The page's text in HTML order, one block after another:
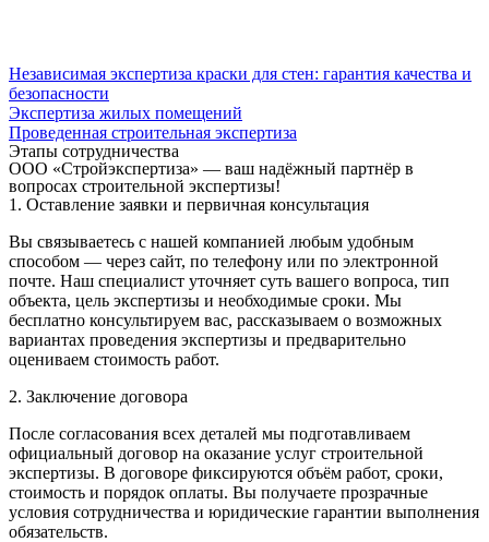
Независимая экспертиза краски для стен: гарантия качества и
безопасности
Экспертиза жилых помещений
Проведенная строительная экспертиза
Этапы сотрудничества
ООО «Стройэкспертиза» — ваш надёжный партнёр в
вопросах строительной экспертизы!
1. Оставление заявки и первичная консультация
Вы связываетесь с нашей компанией любым удобным
способом — через сайт, по телефону или по электронной
почте. Наш специалист уточняет суть вашего вопроса, тип
объекта, цель экспертизы и необходимые сроки. Мы
бесплатно консультируем вас, рассказываем о возможных
вариантах проведения экспертизы и предварительно
оцениваем стоимость работ.
2. Заключение договора
После согласования всех деталей мы подготавливаем
официальный договор на оказание услуг строительной
экспертизы. В договоре фиксируются объём работ, сроки,
стоимость и порядок оплаты. Вы получаете прозрачные
условия сотрудничества и юридические гарантии выполнения
обязательств.